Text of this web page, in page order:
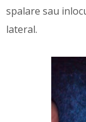
spalare sau
lateral.